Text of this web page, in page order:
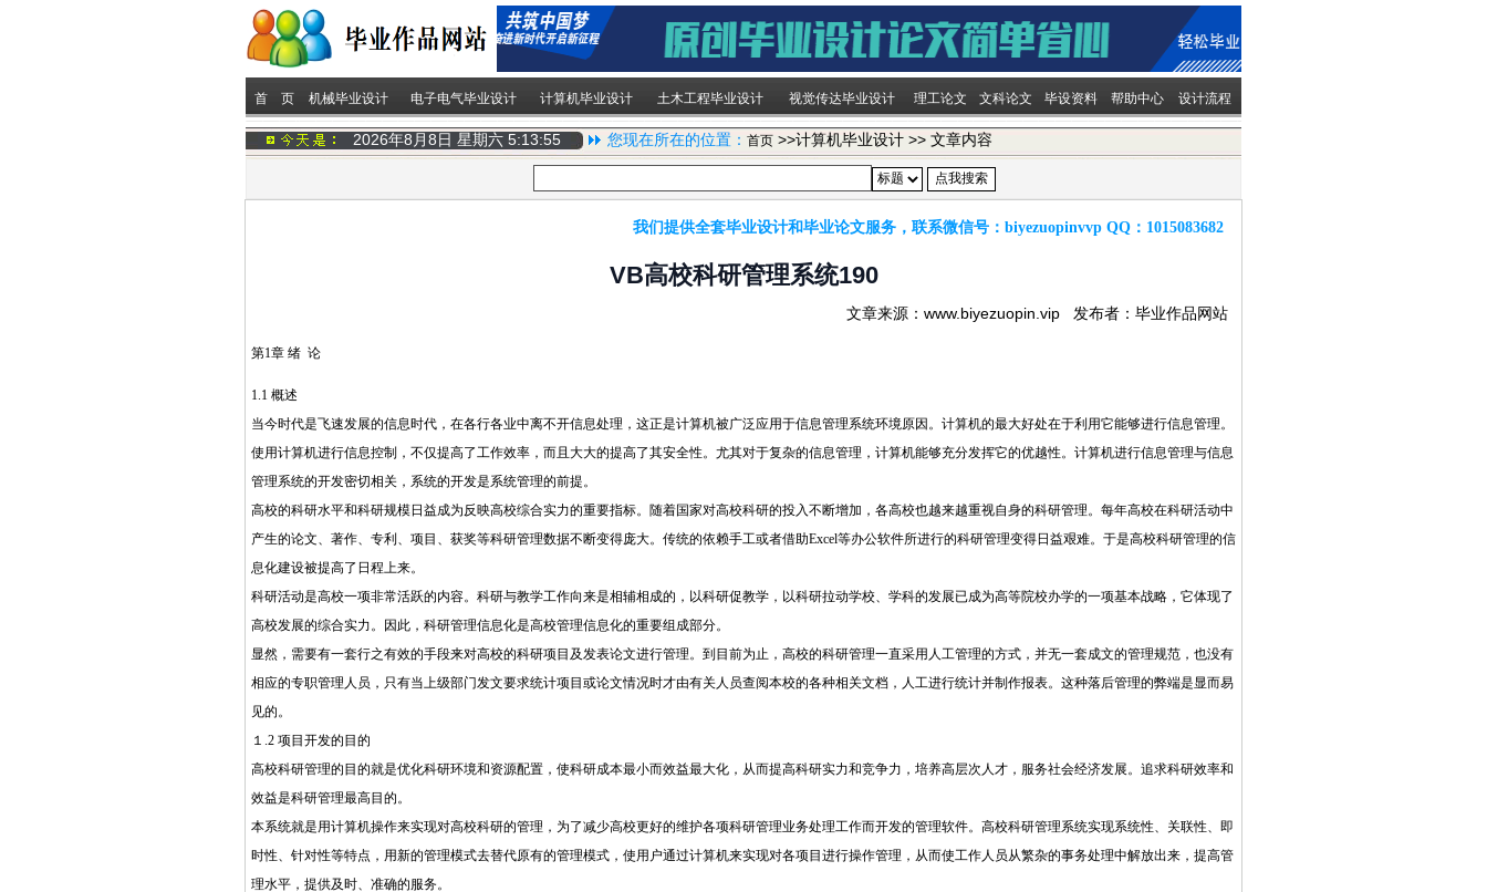
首 页 机械毕业设计 电子电气毕业设计 计算机毕业设计 土木工程毕业设计 视觉传达毕业设计 理工论文 文科论文 毕设资料 帮助中心 设计流程
2026年8月8日 星期六 5:13:55 您现在所在的位置： 首页 >>计算机毕业设计 >> 文章内容
我们提供全套毕业设计和毕业论文服务，联系微信号： biyezuopinvvp QQ： 1015083682
VB高校科研管理系统190
文章来源：www.biyezuopin.vip 发布者：毕业作品网站
第1章 绪 论
1.1 概述
当今时代是飞速发展的信息时代，在各行各业中离不开信息处理，这正是计算机被广泛应用于信息管理系统环境原因。计算机的最大好处在于利用它能够进行信息管理。
使用计算机进行信息控制，不仅提高了工作效率，而且大大的提高了其安全性。尤其对于复杂的信息管理，计算机能够充分发挥它的优越性。计算机进行信息管理与信息
管理系统的开发密切相关，系统的开发是系统管理的前提。
高校的科研水平和科研规模日益成为反映高校综合实力的重要指标。随着国家对高校科研的投入不断增加，各高校也越来越重视自身的科研管理。每年高校在科研活动中
产生的论文、著作、专利、项目、获奖等科研管理数据不断变得庞大。传统的依赖手工或者借助Excel等办公软件所进行的科研管理变得日益艰难。于是高校科研管理的信
息化建设被提高了日程上来。
科研活动是高校一项非常活跃的内容。科研与教学工作向来是相辅相成的，以科研促教学，以科研拉动学校、学科的发展已成为高等院校办学的一项基本战略，它体现了
高校发展的综合实力。因此，科研管理信息化是高校管理信息化的重要组成部分。
显然，需要有一套行之有效的手段来对高校的科研项目及发表论文进行管理。到目前为止，高校的科研管理一直采用人工管理的方式，并无一套成文的管理规范，也没有
相应的专职管理人员，只有当上级部门发文要求统计项目或论文情况时才由有关人员查阅本校的各种相关文档，人工进行统计并制作报表。这种落后管理的弊端是显而易
见的。
１.2 项目开发的目的
高校科研管理的目的就是优化科研环境和资源配置，使科研成本最小而效益最大化，从而提高科研实力和竞争力，培养高层次人才，服务社会经济发展。追求科研效率和
效益是科研管理最高目的。
本系统就是用计算机操作来实现对高校科研的管理，为了减少高校更好的维护各项科研管理业务处理工作而开发的管理软件。高校科研管理系统实现系统性、关联性、即
时性、针对性等特点，用新的管理模式去替代原有的管理模式，使用户通过计算机来实现对各项目进行操作管理，从而使工作人员从繁杂的事务处理中解放出来，提高管
理水平，提供及时、准确的服务。